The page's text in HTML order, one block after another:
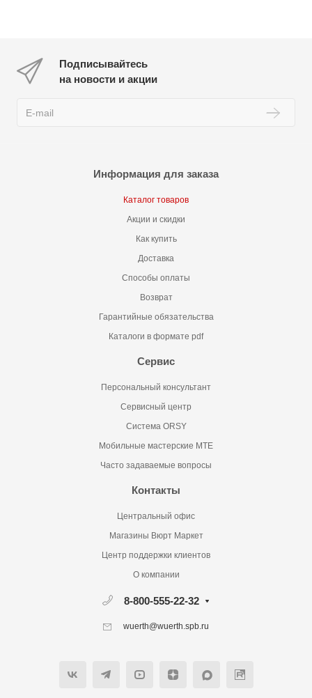
Подписывайтесь
на новости и акции
Информация для заказа
Каталог товаров
Акции и скидки
Как купить
Доставка
Способы оплаты
Возврат
Гарантийные обязательства
Каталоги в формате pdf
Сервис
Персональный консультант
Сервисный центр
Система ORSY
Мобильные мастерские MTE
Часто задаваемые вопросы
Контакты
Центральный офис
Магазины Вюрт Маркет
Центр поддержки клиентов
О компании
8-800-555-22-32
wuerth@wuerth.spb.ru